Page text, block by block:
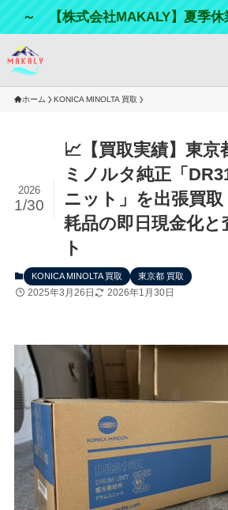
～ 【株式会社MAKALY】夏季
ホーム KONICA MINOLTA 買取
📈【買取実績】東京
ミノルタ純正「
ニット」を出張買
耗品の即日現金化と
ト
2026
1/30
KONICA MINOLTA 買取 東京都 買取
2025年3月26日 2026年1月30日